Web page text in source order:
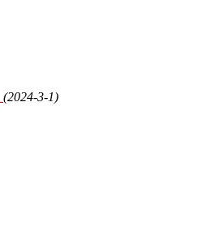
(2024-3-1)